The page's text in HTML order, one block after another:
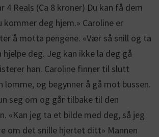
4 Reals (Ca 8 kroner) Du kan få dem
kommer deg hjem.» Caroline er
å motta pengene. «Vær så snill og ta
hjelpe deg. Jeg kan ikke la deg gå
han. Caroline finner til slutt
lomme, og begynner å gå mot bussen.
seg om og går tilbake til den
«Kan jeg ta et bilde med deg, så jeg
om det snille hjertet ditt» Mannen